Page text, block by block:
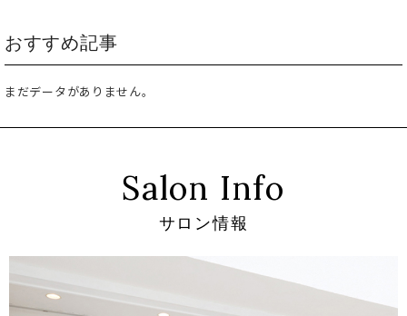
おすすめ記事
まだデータがありません。
Salon Info
サロン情報